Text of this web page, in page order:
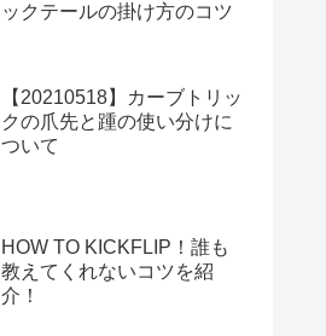
ックテールの掛け方のコツ
【20210518】カーブトリッ
クの爪先と踵の使い分けに
ついて
HOW TO KICKFLIP！誰も
教えてくれないコツを紹
介！